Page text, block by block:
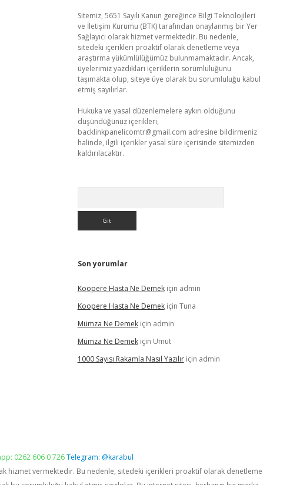
Sitemiz, 5651 Sayılı Kanun gereğince Bilgi Teknolojileri
ve İletişim Kurumu (BTK) tarafından onaylanmış bir Yer
Sağlayıcı olarak hizmet vermektedir. Bu nedenle,
sitedeki içerikleri proaktif olarak denetleme veya
araştırma yükümlülüğümüz bulunmamaktadır. Ancak,
üyelerimiz yazdıkları içeriklerin sorumluluğunu
taşımakta olup, siteye üye olarak bu sorumluluğu kabul
etmiş sayılırlar.
Hukuka ve yasal düzenlemelere aykırı olduğunu
düşündüğünüz içerikleri,
backlinkpanelicomtr@gmail.com adresine bildirmeniz
halinde, ilgili içerikler yasal süre içerisinde sitemizden
kaldırılacaktır.
Son yorumlar
Koopere Hasta Ne Demekiçin admin
Koopere Hasta Ne Demekiçin Tuna
Mümza Ne Demekiçin admin
Mümza Ne Demekiçin Umut
1000 Sayısı Rakamla Nasıl Yazılıriçin admin
0262 606 0 726Telegram: @karabul
hizmet vermektedir. Bu nedenle, sitedeki içerikleri proaktif olarak denetleme